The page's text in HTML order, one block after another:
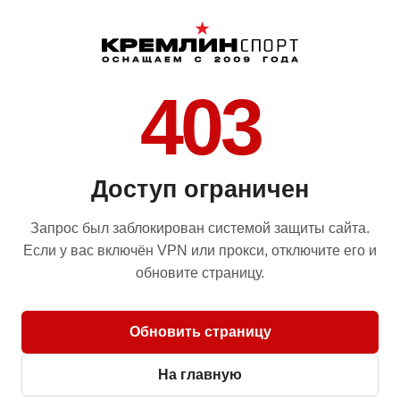
403
Доступ ограничен
Запрос был заблокирован системой защиты сайта.
Если у вас включён VPN или прокси, отключите его и
обновите страницу.
Обновить страницу
На главную